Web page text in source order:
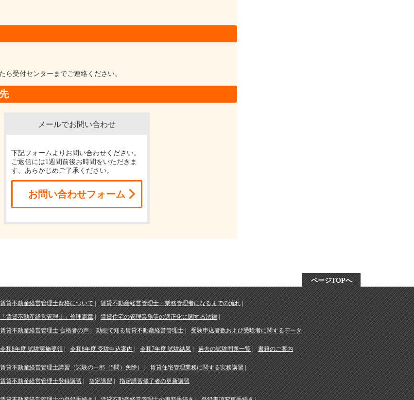
受付センターまでご連絡ください。
メールでお問い合わせ
下記フォームよりお問い合わせください。
ご返信には1週間前後お時間をいただきま
す。あらかじめご了承ください。
お問い合わせフォーム
ページTOPへ
賃貸不動産経営管理士資格について
賃貸不動産経営管理士・業務管理者になるまでの流れ
「賃貸不動産経営管理士」倫理憲章
賃貸住宅の管理業務等の適正化に関する法律
賃貸不動産経営管理士 合格者の声
動画で知る賃貸不動産経営管理士 受験申込者数および受験者に関するデータ
令和8年度 試験実施要領 令和8年度 受験申込案内 令和7年度 試験結果 過去の試験問題一覧 書籍のご案内
賃貸不動産経営管理士講習（試験の一部（5問）免除）
賃貸住宅管理業務に関する実務講習
賃貸不動産経営管理士登録講習
指定講習 指定講習修了者の更新講習